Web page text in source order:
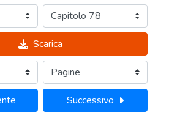
Scarica
Successivo